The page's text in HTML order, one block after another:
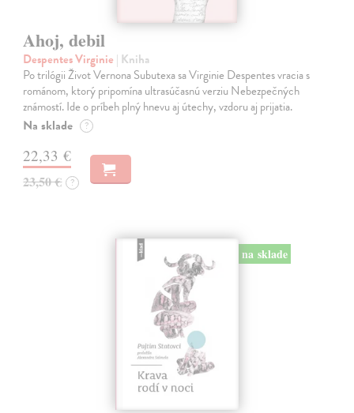
Ahoj, debil
Despentes Virginie | Kniha
Po trilógii Život Vernona Subutexa sa Virginie Despentes vracia s
románom, ktorý pripomína ultrasúčasnú verziu Nebezpečných
známostí. Ide o príbeh plný hnevu aj útechy, vzdoru aj prijatia.
Na sklade ?
22,33 €
23,50 € ?
na sklade